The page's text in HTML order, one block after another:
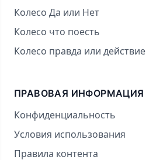
Колесо Да или Нет
Колесо что поесть
Колесо правда или действие
ПРАВОВАЯ ИНФОРМАЦИЯ
Конфиденциальность
Условия использования
Правила контента